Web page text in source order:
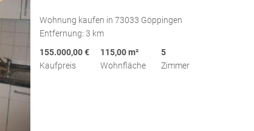
Wohnung kaufen in 73033 Göppingen
Entfernung: 3 km
155.000,00 €
Kaufpreis
115,00 m²
Wohnfläche
5
Zimmer